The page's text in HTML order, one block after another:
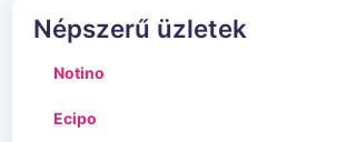
Népszerű üzletek
Notino
Ecipo